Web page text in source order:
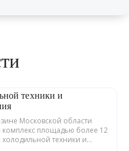
техники и
Московской области
комплекс площадью более 12
холодильной техники и